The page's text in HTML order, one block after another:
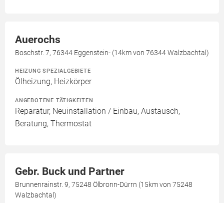
Auerochs
Boschstr. 7, 76344 Eggenstein- (14km von 76344 Walzbachtal)
HEIZUNG SPEZIALGEBIETE
Ölheizung, Heizkörper
ANGEBOTENE TÄTIGKEITEN
Reparatur, Neuinstallation / Einbau, Austausch,
Beratung, Thermostat
Gebr. Buck und Partner
Brunnenrainstr. 9, 75248 Ölbronn-Dürrn (15km von 75248
Walzbachtal)